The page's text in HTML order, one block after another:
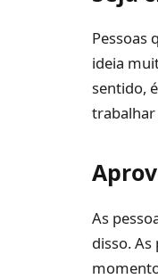
Pessoas
ideia
sentido,
trabalhar
As
disso.